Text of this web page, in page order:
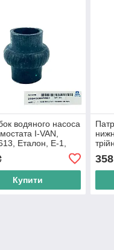
водяного насоса
I-VAN,
Еталон, Е-1,
3, в-во Tata Motors
Купити
во
358